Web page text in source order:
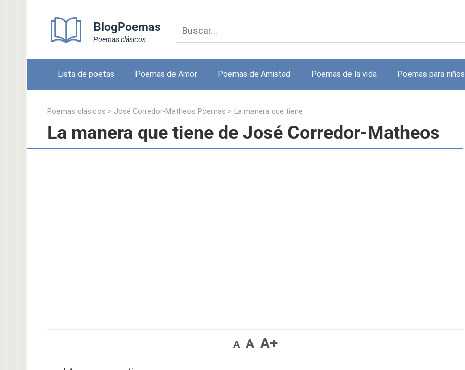
BlogPoemas
Poemas clásicos
Lista de poetas Poemas de Amor Poemas de Amistad Poemas de la vida Poemas para niños
Poemas clásicos > José Corredor-Matheos Poemas > La manera que tiene
La manera que tiene de José Corredor-Matheos
A A A+